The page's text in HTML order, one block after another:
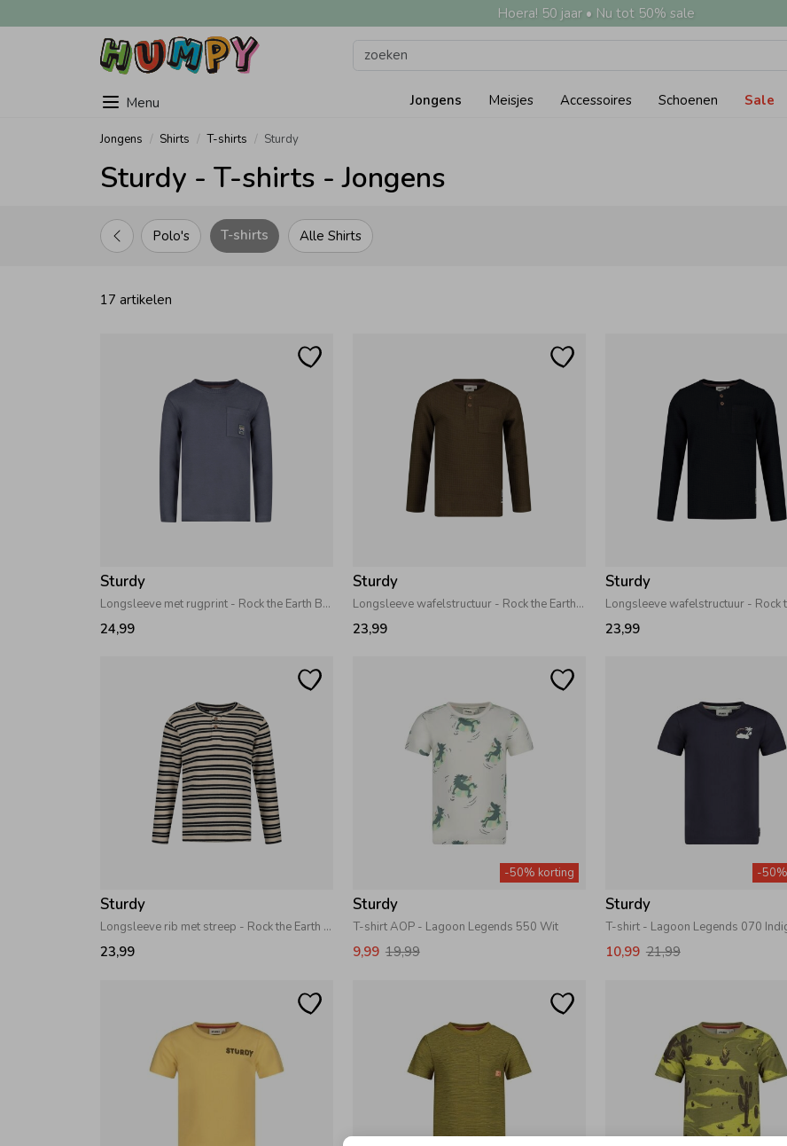
Hoera! 50 jaar • Nu tot 50% sale
Menu Jongens Meisjes Accessoires Schoenen Sale
Jongens Shirts T-shirts Sturdy
Sturdy - T-shirts - Jongens
Alle Shirts
Polo's T-shirts
17 artikelen
Sturdy
Longsleeve met rugprint - Rock the Earth Blauw
24,99
Sturdy
Longsleeve wafelstructuur - Rock the Earth Army
23,99
Sturdy
23,99
Sturdy
Longsleeve rib met streep - Rock the Earth Offwhite
23,99
-50% korting
Sturdy
T-shirt AOP - Lagoon Legends 550 Wit
9,99 19,99
-
Sturdy
T-shirt - Lagoon Legends 070
10,99 21,99